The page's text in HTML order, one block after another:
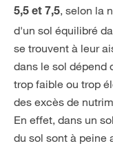
5,5 et 7,5, selon la
d'un sol équilibré
se trouvent à leur
dans le sol dépend
trop faible ou trop
des excès de
En effet, dans un
du sol sont à peine